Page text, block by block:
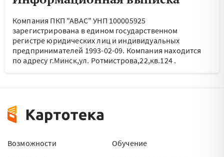
Компания ПКП "АВАС" УНП 100005925
зарегистрирована в едином государственном
регистре юридических лиц и индивидуальных
предпринимателей 1993-02-09. Компания находится
по адресу г.Минск,ул. Ротмистрова,22,кв.124.
Возможности
Обучение